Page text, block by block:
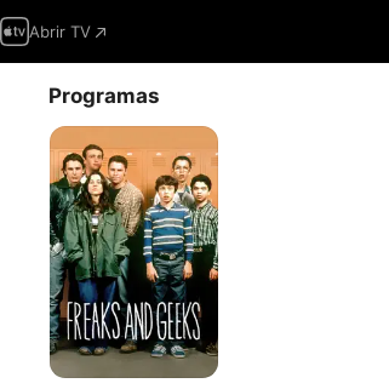
Abrir TV
Programas
Freaks
and
Geeks